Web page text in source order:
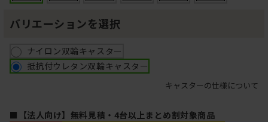
バリエーションを選択
ナイロン双輪キャスター
抵抗付ウレタン双輪キャスター
キャスターの仕様について
■【法人向け】無料見積・4台以上まとめ割対象商品